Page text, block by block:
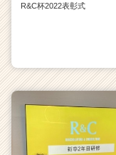
R&C杯2022表彰式